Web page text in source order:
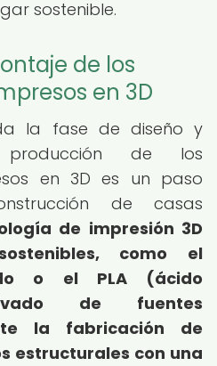
sostenible.
de los
en 3D
la fase de diseño y
producción de los
en 3D es un paso
de casas
de impresión 3D
como el
o el PLA (ácido
de fuentes
la fabricación de
estructurales con una